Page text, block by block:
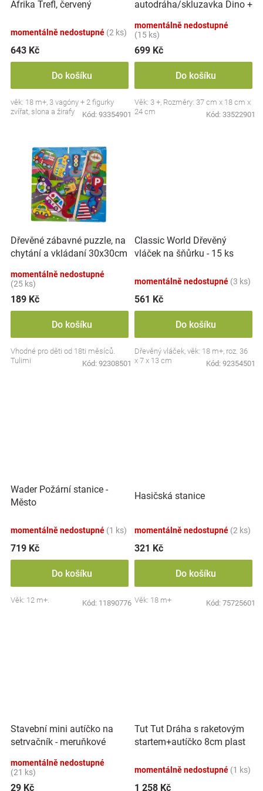
Blog
Hračkářství
Přihlášení
u
t
ů
Afrika Trefl, červený
momentálně nedostupné (2 ks)
643 Kč
Do košíku
věk: 18 m+, 3 vagóny + 2 figurky
zvířat, slona a žirafy
Kód: 93354901
autodráha/skluzavka Dino +
momentálně nedostupné
(15 ks)
699 Kč
Do košíku
Věk: 3 +, Rozměry: 37 cm x 18 cm x
24 cm
Kód: 33522901
Dřevěné zábavné puzzle, na
chytání a vkládaní 30x30cm
momentálně nedostupné
(25 ks)
189 Kč
Do košíku
Vhodné pro děti od 18ti měsíců.
Tulimi
Kód: 92308501
Classic World Dřevěný
vláček na šňůrku - 15 ks
momentálně nedostupné (3 ks)
561 Kč
Do košíku
Dřevěný vláček, věk: 18 m+, roz. 36
x 7 x 13 cm
Kód: 92354501
Wader Požární stanice -
Město
momentálně nedostupné (1 ks)
719 Kč
Do košíku
Věk: 12 m+. Kód: 11890776
Hasičská stanice
momentálně nedostupné (2 ks)
321 Kč
Do košíku
Věk: 18 m+ Kód: 75725601
Stavební mini autíčko na
setrvačník - meruňkové
momentálně nedostupné
(21 ks)
29 Kč
Tut Tut Dráha s raketovým
startem+autíčko 8cm plast
světlem v
momentálně nedostupné (1 ks)
1 258 Kč